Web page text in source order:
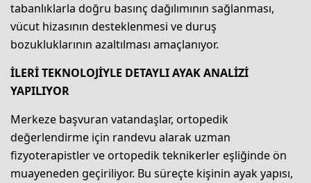
tabanlıklarla doğru basınç dağılımının sağlanması,
vücut hizasının desteklenmesi ve duruş
bozukluklarının azaltılması amaçlanıyor.
İLERİ TEKNOLOJİYLE DETAYLI AYAK ANALİZİ
YAPILIYOR
Merkeze başvuran vatandaşlar, ortopedik
değerlendirme için randevu alarak uzman
fizyoterapistler ve ortopedik teknikerler eşliğinde ön
muayeneden geçiriliyor. Bu süreçte kişinin ayak yapısı,